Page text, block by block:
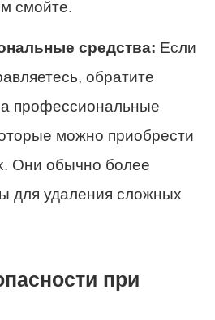
смойте.
средства: Если
обратите
профессиональные
можно приобрести
Они обычно более
для удаления сложных
при